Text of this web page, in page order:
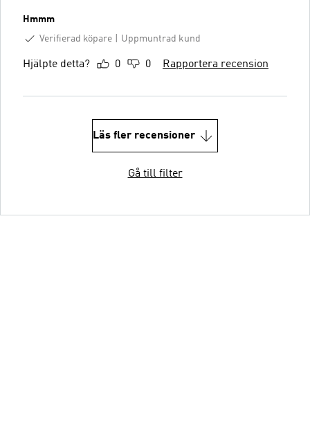
Hmmm
Verifierad köpare
Uppmuntrad kund
Hjälpte detta? 0 0 Rapportera recension
Läs fler recensioner
Gå till filter